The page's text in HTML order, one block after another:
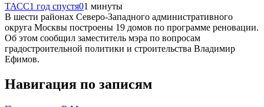
ТАСС1 год спустя01 минуты
В шести районах Северо-Западного административного
округа Москвы построены 19 домов по программе реновации.
Об этом сообщил заместитель мэра по вопросам
градостроительной политики и строительства Владимир
Ефимов.
Навигация по записям